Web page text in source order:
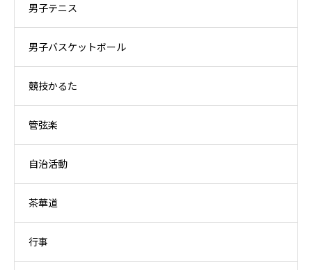
男子テニス
男子バスケットボール
競技かるた
管弦楽
自治活動
茶華道
行事